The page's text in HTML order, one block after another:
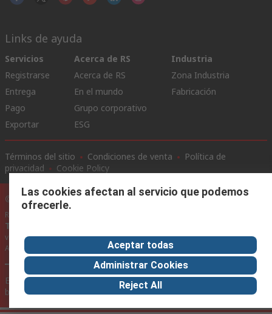
Links de ayuda
Servicios
Registrarse
Entrega
Pago
Exportar
Acerca de RS
Acerca de RS
En el mundo
Grupo corporativo
ESG
Industria
Zona Industria
Fabricación
Términos del sitio Condiciones de venta
Política de
privacidad
Cookie Policy
©RS Group Ltd. 2020
RS Group Ltda.
Teléfonos
ventas@rschile.cl
Ayuda
Este sitio web ha sido desarrollado por Catalogue solutions Ltd
bajo licencia por RS Group Ltd
Las cookies afectan al servicio que podemos
ofrecerle.
Aceptar todas
Administrar Cookies
Reject All